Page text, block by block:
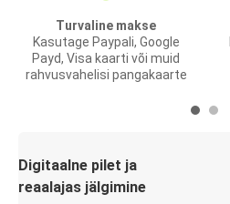
Turvaline makse
Kasutage Paypali, Google
Payd, Visa kaarti või muid
rahvusvahelisi pangakaarte
Digitaalne pilet ja
reaalajas jälgimine